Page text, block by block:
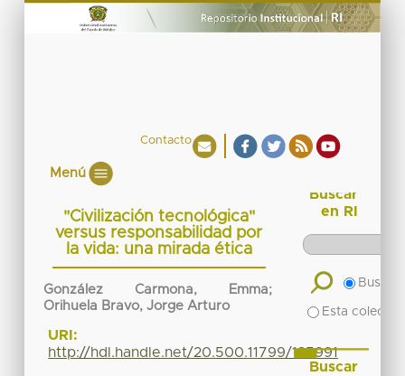
Contacto
Menú
"Civilización tecnológica"
versus responsabilidad por
la vida: una mirada ética
González Carmona, Emma;
Orihuela Bravo, Jorge Arturo
URI:
http://hdl.handle.net/20.500.11799/135991
Buscar
en RI
Buscar
Esta
Buscar